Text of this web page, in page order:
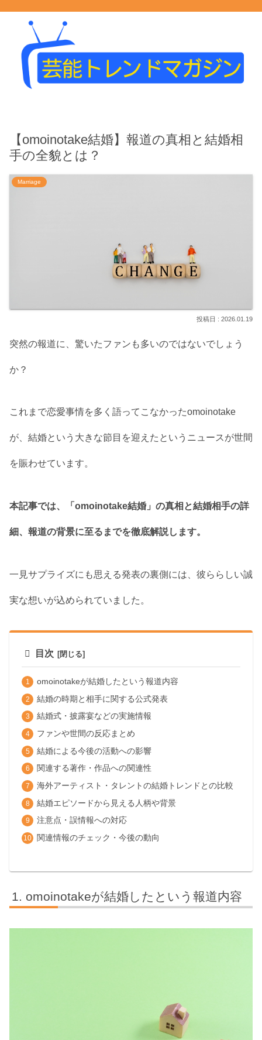
【omoinotake結婚】報道の真相と結婚相
手の全貌とは？
Marriage
2026.01.19
突然の報道に、驚いたファンも多いのではないでしょう
か？
これまで恋愛事情を多く語ってこなかったomoinotake
が、結婚という大きな節目を迎えたというニュースが世間
を賑わせています。
本記事では、「omoinotake結婚」の真相と結婚相手の詳
細、報道の背景に至るまでを徹底解説します。
一見サプライズにも思える発表の裏側には、彼ららしい誠
実な想いが込められていました。
目次
omoinotakeが結婚したという報道内容
結婚の時期と相手に関する公式発表
結婚式・披露宴などの実施情報
ファンや世間の反応まとめ
結婚による今後の活動への影響
関連する著作・作品への関連性
海外アーティスト・タレントの結婚トレンドとの比較
結婚エピソードから見える人柄や背景
注意点・誤情報への対応
関連情報のチェック・今後の動向
omoinotakeが結婚したという報道内容